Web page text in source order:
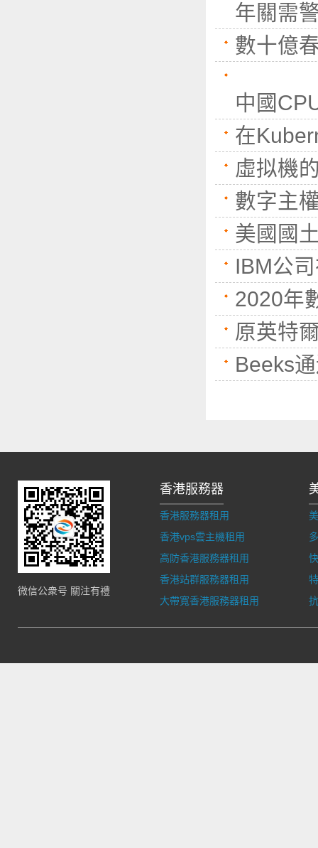
年關需
數十億
中國
在
虛拟機
數字主
美國國
IBM公
2020年
原英特
Beeks
微信公衆号 關注有禮
香港服務器
香港服務器租用
香港vps雲主機租用
高防香港服務器租用
香港站群服務器租用
大帶寬香港服務器租用